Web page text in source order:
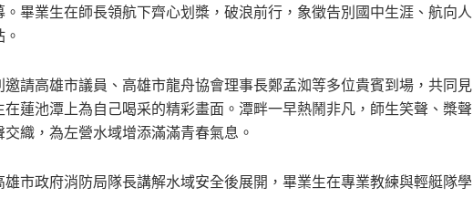
。畢業生在師長領航下齊心划槳，破浪前行，象徵告別國中生涯、航向人
邀請高雄市議員、高雄市龍舟協會理事長鄭孟洳等多位貴賓到場，共同見
在蓮池潭上為自己喝采的精彩畫面。潭畔一早熱鬧非凡，師生笑聲、槳聲
交織，為左營水域增添滿滿青春氣息。
雄市政府消防局隊長講解水域安全後展開，畢業生在專業教練與輕艇隊學